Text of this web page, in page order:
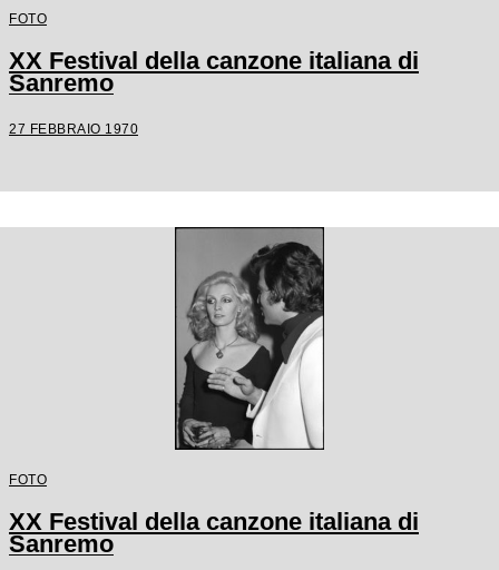
FOTO
XX Festival della canzone italiana di
Sanremo
27 FEBBRAIO 1970
FOTO
XX Festival della canzone italiana di
Sanremo